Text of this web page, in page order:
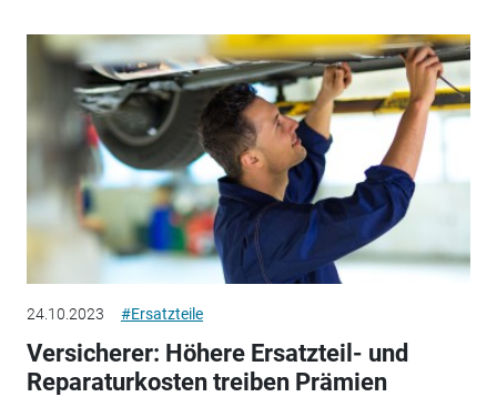
24.10.2023 #Ersatzteile
Versicherer: Höhere Ersatzteil- und
Reparaturkosten treiben Prämien